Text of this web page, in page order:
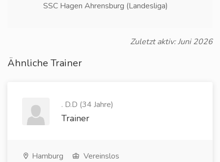
SSC Hagen Ahrensburg (Landesliga)
Zuletzt aktiv: Juni 2026
Ähnliche Trainer
. D.D (34 Jahre)
Trainer
Hamburg Vereinslos